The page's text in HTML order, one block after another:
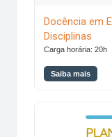
Docência em
Disciplinas
Carga horária: 20h
Saiba mais
Docência em